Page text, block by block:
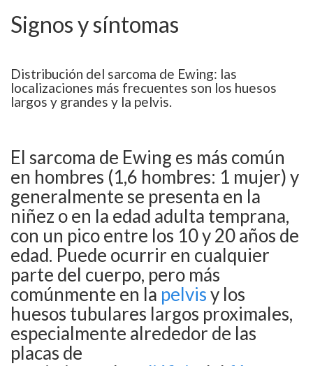
Signos y síntomas
Distribución del sarcoma de Ewing: las
localizaciones más frecuentes son los huesos
largos y grandes y la pelvis.
El sarcoma de Ewing es más común
en hombres (1,6 hombres: 1 mujer) y
generalmente se presenta en la
niñez o en la edad adulta temprana,
con un pico entre los 10 y 20 años de
edad. Puede ocurrir en cualquier
parte del cuerpo, pero más
comúnmente en la pelvisy los
huesos tubulares largos proximales,
especialmente alrededor de las
placas de